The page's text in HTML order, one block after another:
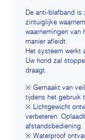
De anti-blafband is
zintuiglijke
waarnemingen van
manier afleidt.
Het systeem werkt
Uw hond zal
draagt.
※ Gemaakt van
tijdens het gebruik
※ Lichtgewicht
verbeteren.
afstandsbediening.
※ Waterproof